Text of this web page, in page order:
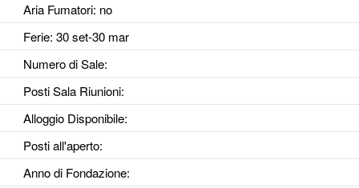
Aria Fumatori: no
Ferie: 30 set-30 mar
Numero di Sale:
Posti Sala Riunioni:
Alloggio Disponibile:
Posti all'aperto:
Anno di Fondazione: